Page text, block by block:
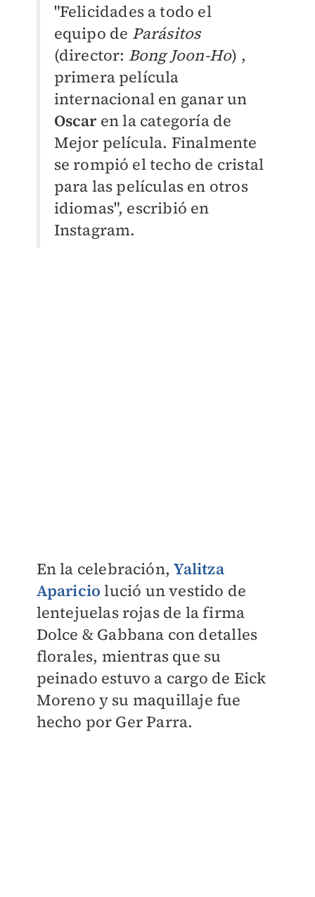
"Felicidades a todo el
equipo de Parásitos
(director: Bong Joon-Ho) ,
primera película
internacional en ganar un
Oscar en la categoría de
Mejor película. Finalmente
se rompió el techo de cristal
para las películas en otros
idiomas", escribió en
Instagram.
En la celebración,Yalitza
Aparicio lució un vestido de
lentejuelas rojas de la firma
Dolce & Gabbana con detalles
florales, mientras que su
peinado estuvo a cargo de Eick
Moreno y su maquillaje fue
hecho por Ger Parra.